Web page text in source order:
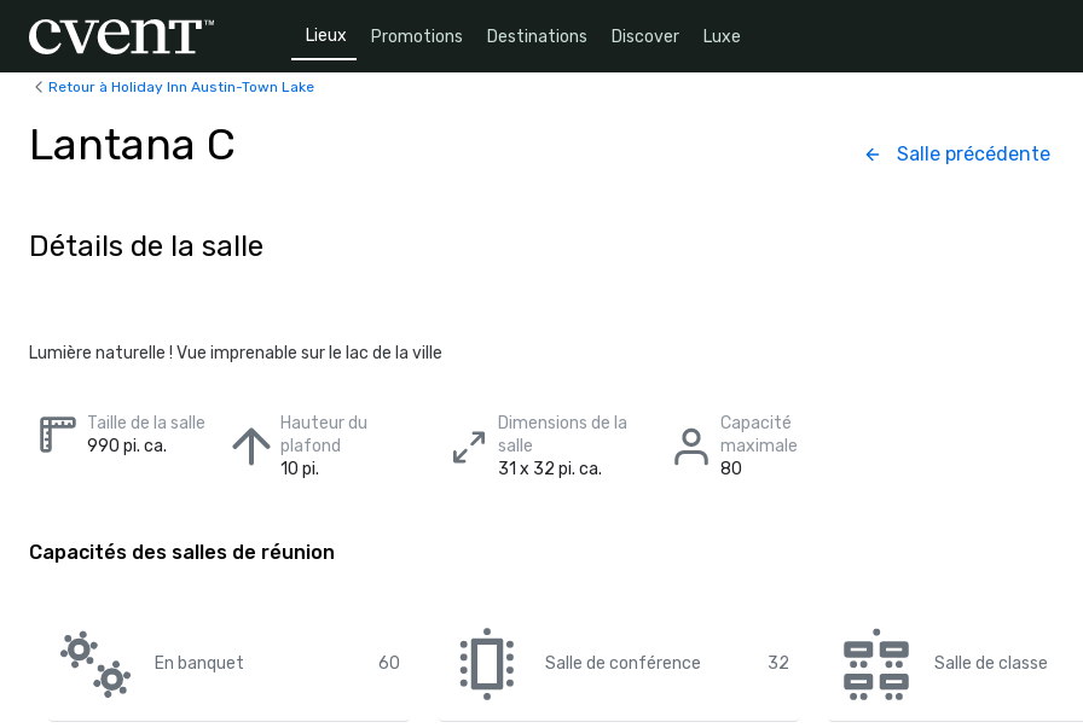
Lieux Promotions Destinations Discover Luxe
Retour à Holiday Inn Austin-Town Lake
Lantana C Salle précédente
Détails de la salle
Lumière naturelle ! Vue imprenable sur le lac de la ville
Taille de la salle
990 pi. ca.
Hauteur du
plafond
10 pi.
Dimensions de la
salle
31 x 32 pi. ca.
Capacité
maximale
80
Capacités des salles de réunion
En banquet 60 Salle de conférence 32 Salle de classe